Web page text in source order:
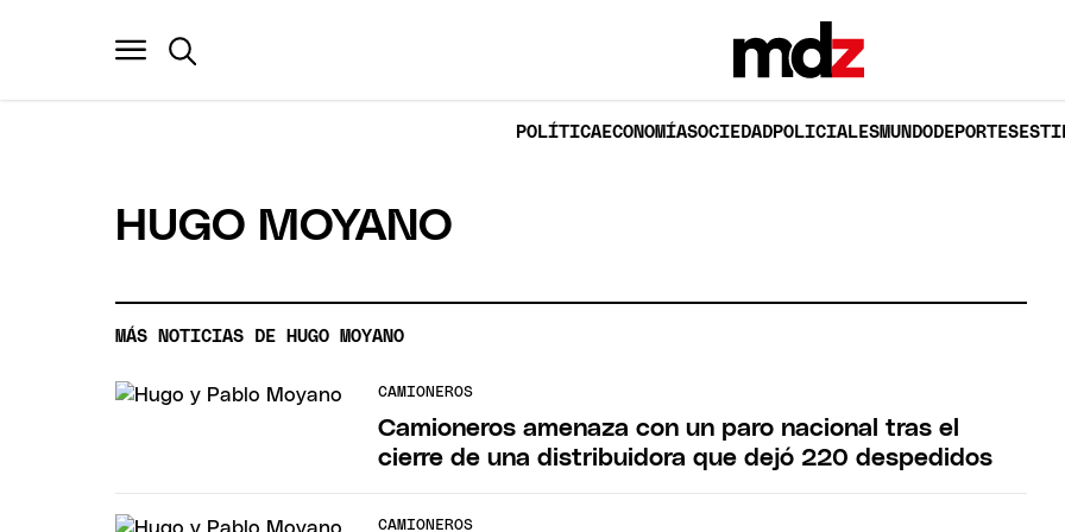
POLÍTICAECONOMÍASOCIEDADPOLICIALESMUNDODEPORTES
HUGO MOYANO
MÁS NOTICIAS DE HUGO MOYANO
CAMIONEROS
Camioneros amenaza con un paro nacional tras el
cierre de una distribuidora que dejó 220 despedidos
CAMIONEROS